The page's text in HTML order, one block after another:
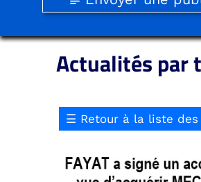
Actualités par
☰ Retour à la liste